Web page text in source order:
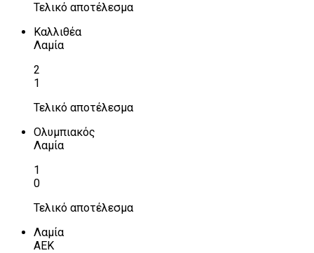
Τελικό αποτέλεσμα
Καλλιθέα
Λαμία
2
1
Τελικό αποτέλεσμα
Ολυμπιακός
Λαμία
1
0
Τελικό αποτέλεσμα
Λαμία
ΑΕΚ